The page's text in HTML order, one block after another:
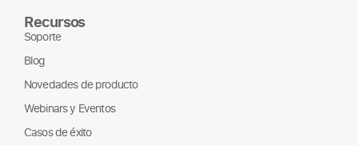
Recursos
Soporte
Blog
Novedades de producto
Webinars y Eventos
Casos de éxito